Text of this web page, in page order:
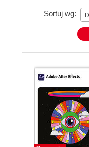
Sortuj wg: